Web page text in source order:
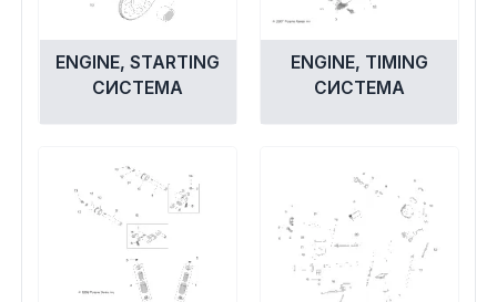
ENGINE, STARTING
СИСТЕМА
ENGINE, TIMING
СИСТЕМА